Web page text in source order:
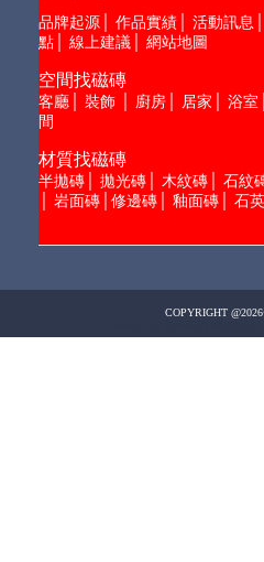
品牌起源│ 作品實績│ 活動訊息
點│ 線上建議│ 網站地圖
空間找磁磚
客廳│ 裝飾│ 廚房│ 居家 浴室
間
材質找磁磚
半拋磚│ 拋光磚│ 木紋磚│ 石紋
岩面磚│ 修邊磚│ 釉面磚│ 石
COPYRIGHT